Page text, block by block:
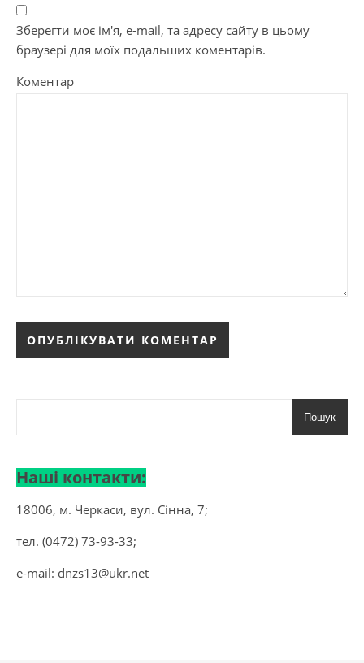
Зберегти моє ім'я, e-mail, та адресу сайту в цьому
браузері для моїх подальших коментарів.
Коментар
Пошук
Наші контакти:
18006, м. Черкаси, вул. Сінна, 7;
тел. (0472) 73-93-33;
e-mail: dnzs13@ukr.net